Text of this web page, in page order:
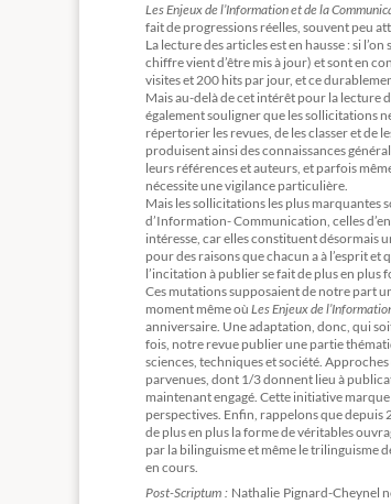
Les Enjeux de l’Information et de la
fait de progressions réelles, souvent peu
La lecture des articles est en hausse : si
chiffre vient d’être mis à jour) et sont en
visites et 200 hits par jour, et ce
Mais au-delà de cet intérêt pour la lecture
également souligner que les sollicitations
répertorier les revues, de les classer et de
produisent ainsi des connaissances
leurs références et auteurs, et parfois
nécessite une vigilance particulière.
Mais les sollicitations les plus marquantes
d’Information- Communication, celles
intéresse, car elles constituent désormais
pour des raisons que chacun a à l’esprit
l’incitation à publier se fait de plus en plus
Ces mutations supposaient de notre part
moment même où Les Enjeux de
anniversaire. Une adaptation, donc, qui
fois, notre revue publier une partie
sciences, techniques et société.
parvenues, dont 1/3 donnent lieu à
maintenant engagé. Cette initiative
perspectives. Enfin, rappelons que depuis
de plus en plus la forme de véritables
par la bilinguisme et même le trilinguisme
en cours.
Post-Scriptum :Nathalie Pignard-Cheynel